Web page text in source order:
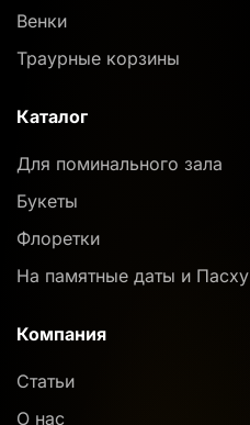
Венки
Траурные корзины
Каталог
Для поминального зала
Букеты
Флоретки
На памятные даты и Пасху
Компания
Статьи
О нас